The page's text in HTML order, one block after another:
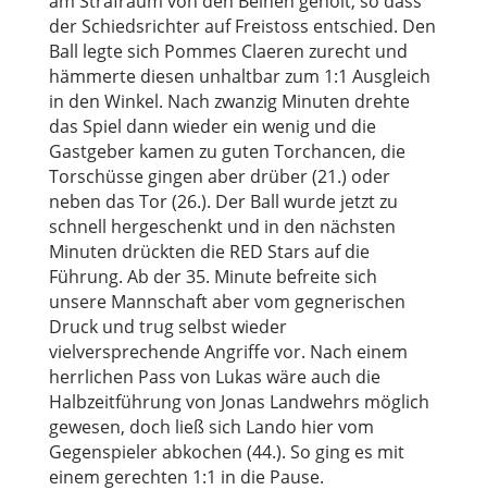
der Schiedsrichter auf Freistoss entschied. Den
Ball legte sich Pommes Claeren zurecht und
hämmerte diesen unhaltbar zum 1:1 Ausgleich
in den Winkel. Nach zwanzig Minuten drehte
das Spiel dann wieder ein wenig und die
Gastgeber kamen zu guten Torchancen, die
Torschüsse gingen aber drüber (21.) oder
neben das Tor (26.). Der Ball wurde jetzt zu
schnell hergeschenkt und in den nächsten
Minuten drückten die RED Stars auf die
Führung. Ab der 35. Minute befreite sich
unsere Mannschaft aber vom gegnerischen
Druck und trug selbst wieder
vielversprechende Angriffe vor. Nach einem
herrlichen Pass von Lukas wäre auch die
Halbzeitführung von Jonas Landwehrs möglich
gewesen, doch ließ sich Lando hier vom
Gegenspieler abkochen (44.). So ging es mit
einem gerechten 1:1 in die Pause.